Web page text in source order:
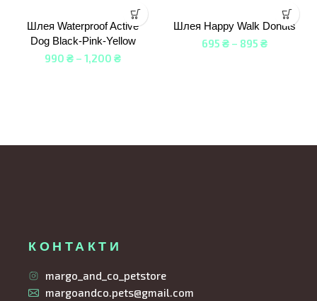
Шлея Waterproof Active
Dog Black-Pink-Yellow
990 ₴ – 1,200 ₴
Шлея Happy Walk Donuts
695 ₴– 895 ₴
КОНТАКТИ
margo_and_co_petstore
margoandco.pets@gmail.com